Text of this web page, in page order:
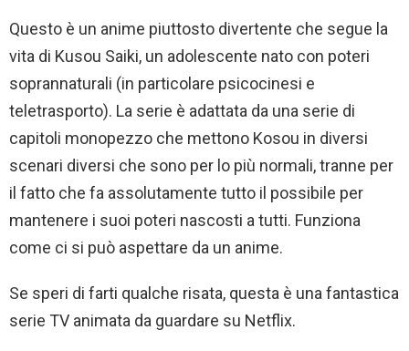
Questo è un anime piuttosto divertente che segue la
vita di Kusou Saiki, un adolescente nato con poteri
soprannaturali (in particolare psicocinesi e
teletrasporto). La serie è adattata da una serie di
capitoli monopezzo che mettono Kosou in diversi
scenari diversi che sono per lo più normali, tranne per
il fatto che fa assolutamente tutto il possibile per
mantenere i suoi poteri nascosti a tutti. Funziona
come ci si può aspettare da un anime.
Se speri di farti qualche risata, questa è una fantastica
serie TV animata da guardare su Netflix.